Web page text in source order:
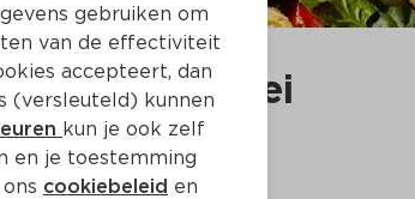
en aardbei
gebruiken om
van de effectiviteit
accepteert, dan
(versleuteld) kunnen
kun je ook zelf
en je toestemming
cookiebeleid en